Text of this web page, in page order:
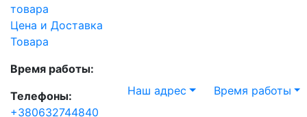
товара
Цена и Доставка
Товара
Время работы:
Телефоны:
+380632744840
Наш адрес Время работы